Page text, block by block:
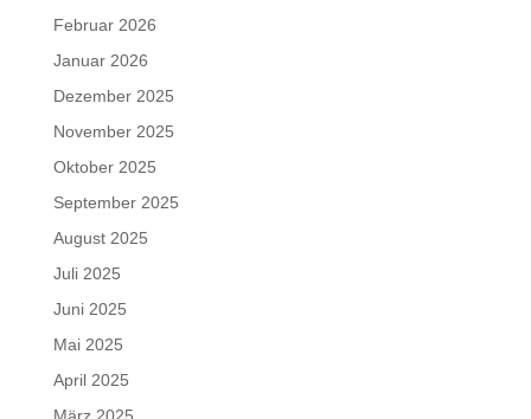
Februar 2026
Januar 2026
Dezember 2025
November 2025
Oktober 2025
September 2025
August 2025
Juli 2025
Juni 2025
Mai 2025
April 2025